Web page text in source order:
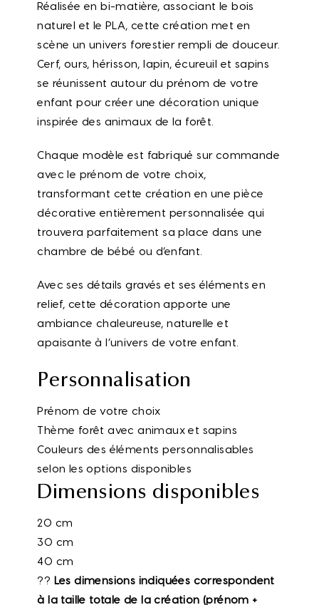
Réalisée en bi-matière, associant le bois
naturel et le PLA, cette création met en
scène un univers forestier rempli de douceur.
Cerf, ours, hérisson, lapin, écureuil et sapins
se réunissent autour du prénom de votre
enfant pour créer une décoration unique
inspirée des animaux de la forêt.
Chaque modèle est fabriqué sur commande
avec le prénom de votre choix,
transformant cette création en une pièce
décorative entièrement personnalisée qui
trouvera parfaitement sa place dans une
chambre de bébé ou d’enfant.
Avec ses détails gravés et ses éléments en
relief, cette décoration apporte une
ambiance chaleureuse, naturelle et
apaisante à l’univers de votre enfant.
Personnalisation
Prénom de votre choix
Thème forêt avec animaux et sapins
Couleurs des éléments personnalisables
selon les options disponibles
Dimensions disponibles
20 cm
30 cm
40 cm
?? Les dimensions indiquées correspondent
à la taille totale de la création (prénom +